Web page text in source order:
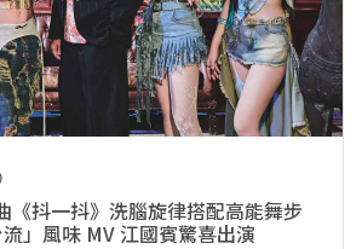
《抖一抖》洗腦旋律搭配高能舞步
」風味 MV 江國賓驚喜出演